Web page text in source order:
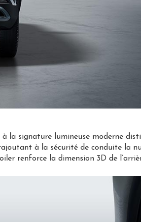
la signature lumineuse moderne
à la sécurité de conduite la
renforce la dimension 3D de